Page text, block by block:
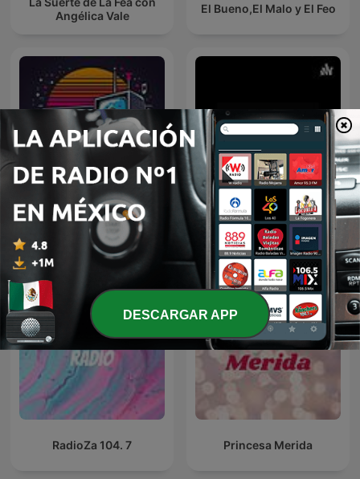
Angélica Vale
El Bueno,El Malo y El Feo
Retro 80s
Cuernavaca Life Y Sus
Personajes
RadioZa 104. 7 Princesa Merida
DESCARGAR APP